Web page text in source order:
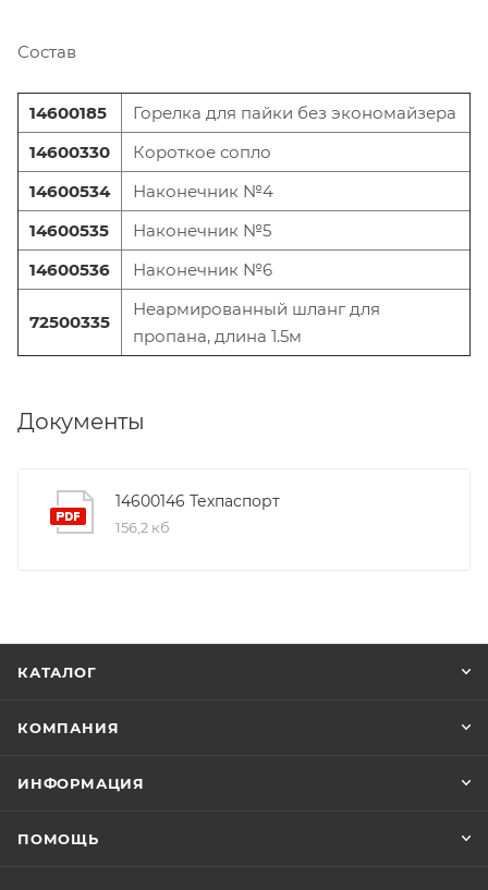
Состав
14600185
Горелка для пайки без экономайзера
14600330
Короткое сопло
14600534
Наконечник №4
14600535
Наконечник №5
14600536
Наконечник №6
72500335
Неармированный шланг для
пропана, длина 1.5м
Документы
14600146 Техпаспорт
156,2 кб
КАТАЛОГ
КОМПАНИЯ
ИНФОРМАЦИЯ
ПОМОЩЬ